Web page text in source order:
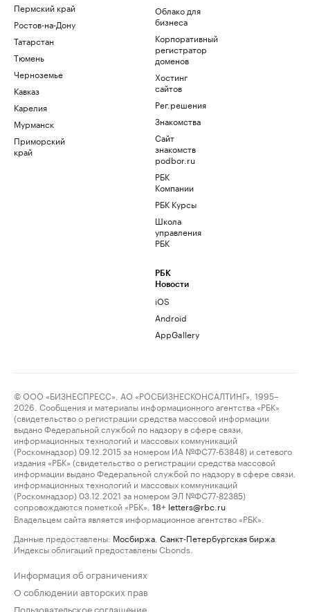
Пермский край
Ростов-на-Дону
Татарстан
Тюмень
Черноземье
Кавказ
Карелия
Мурманск
Приморский
край
Облако для
бизнеса
Корпоративный
регистратор
доменов
Хостинг
сайтов
Рег.решения
Знакомства
Сайт
знакомств
podbor.ru
РБК
Компании
РБК Курсы
Школа
управления
РБК
РБК
Новости
iOS
Android
AppGallery
© ООО «БИЗНЕСПРЕСС», АО «РОСБИЗНЕСКОНСАЛТИНГ», 1995–
2026. Сообщения и материалы информационного агентства «РБК»
(свидетельство о регистрации средства массовой информации
выдано Федеральной службой по надзору в сфере связи,
информационных технологий и массовых коммуникаций
(Роскомнадзор) 09.12.2015 за номером ИА №ФС77-63848) и сетевого
издания «РБК» (свидетельство о регистрации средства массовой
информации выдано Федеральной службой по надзору в сфере связи,
информационных технологий и массовых коммуникаций
(Роскомнадзор) 03.12.2021 за номером ЭЛ №ФС77-82385)
сопровождаются пометкой «РБК».
18+ letters@rbc.ru
Владельцем сайта является информационное агентство «РБК».
Данные предоставлены: Мосбиржа Санкт-Петербургская биржа
Индексы облигаций предоставлены Cbonds.
Информация об ограничениях
О соблюдении авторских прав
Пользовательское соглашение